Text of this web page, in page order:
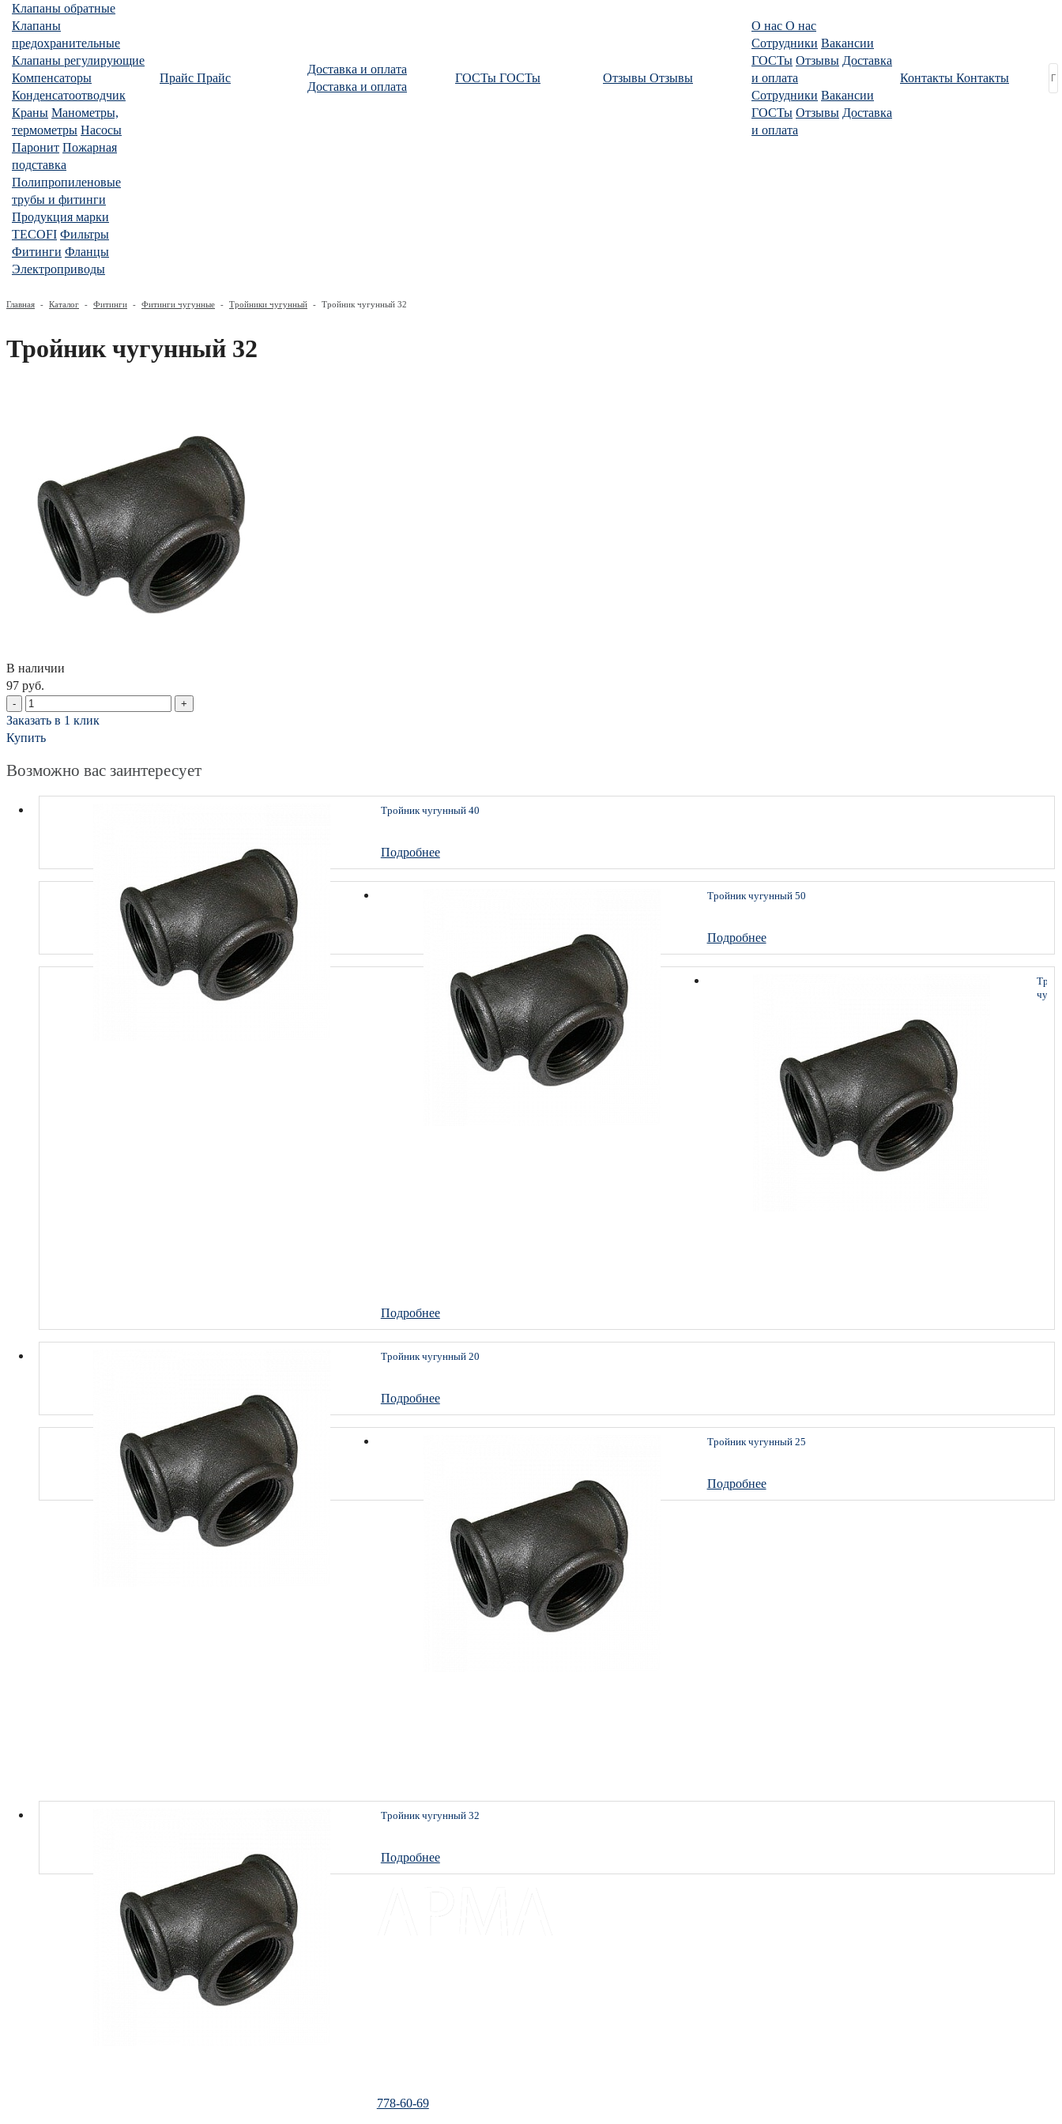
Клапаны обратные
Клапаны
предохранительные
Клапаны регулирующие
Компенсаторы
Конденсатоотводчик
Краны Манометры,
термометры Насосы
Паронит Пожарная
подставка
Полипропиленовые
трубы и фитинги
Продукция марки
TECOFI Фильтры
Фитинги Фланцы
Электроприводы
Прайс Прайс
Доставка и оплата
Доставка и оплата
ГОСТы ГОСТы Отзывы Отзывы
О нас О нас
Сотрудники Вакансии
ГОСТы Отзывы Доставка
и оплата
Сотрудники Вакансии
ГОСТы Отзывы Доставка
и оплата
Контакты Контакты
Главная - Каталог - Фитинги - Фитинги чугунные - Тройники чугунный - Тройник чугунный 32
Тройник чугунный 32
В наличии
97 руб.
- +
Заказать в 1 клик
Купить
Возможно вас заинтересует
Тройник чугунный 40
Подробнее
Тройник чугунный 50
Подробнее
Подробнее
Тройник чугунный 20
Подробнее
Тройник чугунный 25
Подробнее
Тройник чугунный 32
Подробнее
778-60-69